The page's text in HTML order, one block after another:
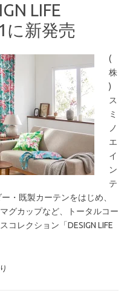
LIFE
に新発売
(
株
)
ス
ミ
ノ
エ
イ
ン
テ
・既製カーテンをはじめ、
グカップなど、トータルコー
レクション「DESIGN LIFE